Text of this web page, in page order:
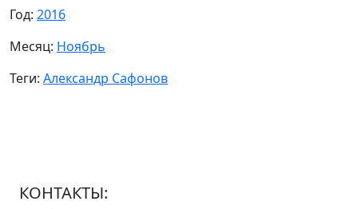
Год: 2016
Месяц: Ноябрь
Теги: Александр Сафонов
КОНТАКТЫ: